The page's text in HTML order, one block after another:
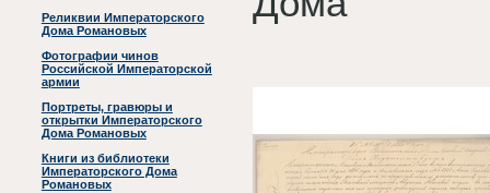
Реликвии Императорского
Дома Романовых
Фотографии чинов
Российской Императорской
армии
Портреты, гравюры и
открытки Императорского
Дома Романовых
Книги из библиотеки
Императорского Дома
Романовых